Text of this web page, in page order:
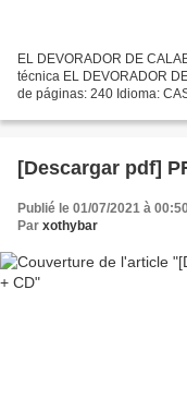
EL DEVORADOR DE
técnica EL DEVORADOR
de páginas: 240 Idioma:
Descargar...
[Descargar pdf]
Publié le 01/07/2021 à
Par xothybar